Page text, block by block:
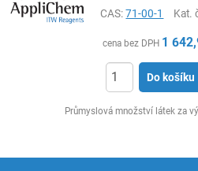
CAS:71-00-1 Kat.
cena bez DPH 1
Do košíku
Průmyslová množství látek za